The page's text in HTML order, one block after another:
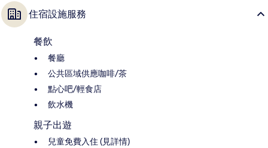
住宿設施服務
餐飲
餐廳
公共區域供應咖啡/茶
點心吧/輕食店
飲水機
親子出遊
兒童免費入住 (見詳情)